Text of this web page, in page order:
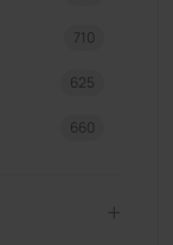
710
625
660